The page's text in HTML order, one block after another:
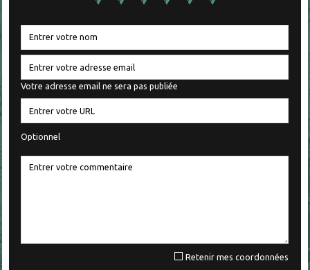
Votre adresse email ne sera pas publiée
Optionnel
Retenir mes coordonnées